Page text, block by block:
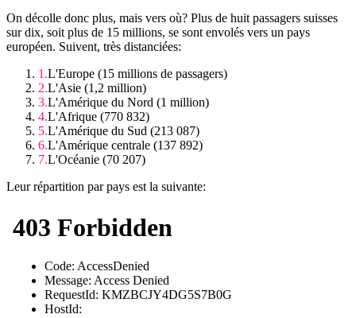
On décolle donc plus, mais vers où? Plus de huit passagers suisses
sur dix, soit plus de 15 millions, se sont envolés vers un pays
européen. Suivent, très distanciées:
L'Europe (15 millions de passagers)
L'Asie (1,2 million)
L'Amérique du Nord (1 million)
L'Afrique (770 832)
L'Amérique du Sud (213 087)
L'Amérique centrale (137 892)
L'Océanie (70 207)
Leur répartition par pays est la suivante: